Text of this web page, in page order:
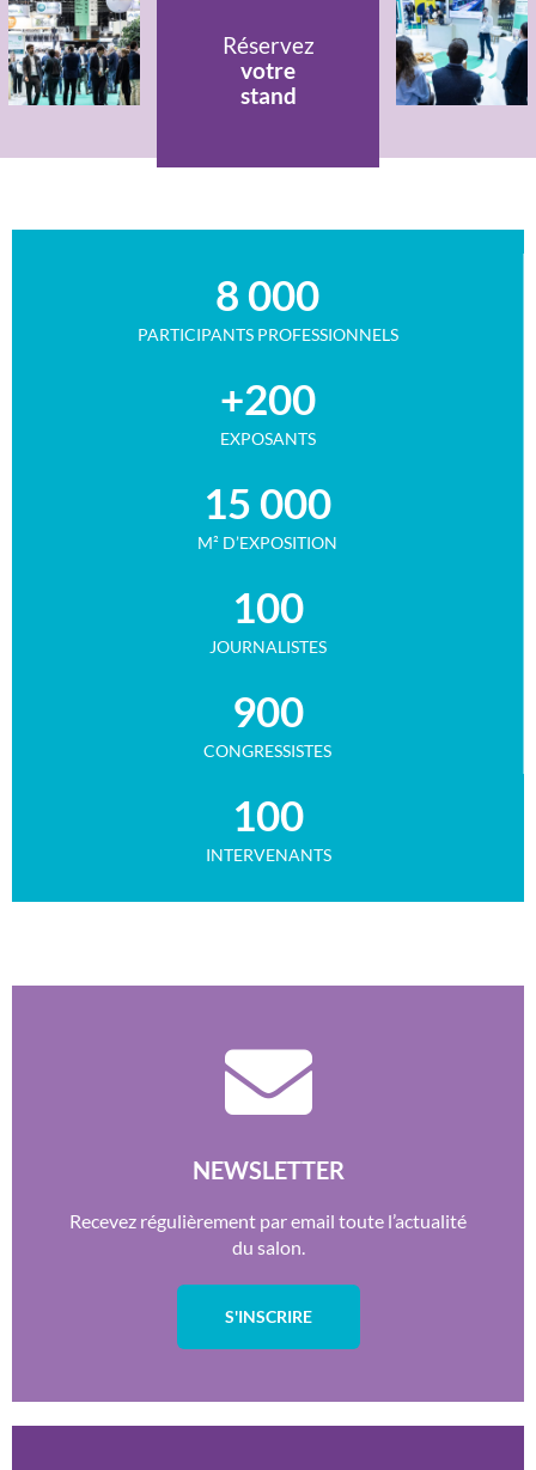
Réservez
votre
stand
PARTICIPANTS PROFESSIONNELS
8 000
EXPOSANTS
+200
M² D’EXPOSITION
15 000
JOURNALISTES
100
CONGRESSISTES
900
INTERVENANTS
100
NEWSLETTER
Recevez régulièrement par email toute l’actualité
du salon.
S'INSCRIRE